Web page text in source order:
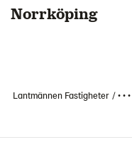
Norrköping
Lantmännen Fastigheter • • •